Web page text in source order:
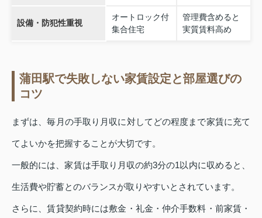
設備・防犯性重視
オートロック付
集合住宅
管理費含めると
実質賃料高め
蒲田駅で失敗しない家賃設定と部屋選びの
コツ
まずは、毎月の手取り月収に対してどの程度まで家賃に充て
てよいかを把握することが大切です。
一般的には、家賃は手取り月収の約3分の1以内に収めると、
生活費や貯蓄とのバランスが取りやすいとされています。
さらに、賃貸契約時には敷金・礼金・仲介手数料・前家賃・